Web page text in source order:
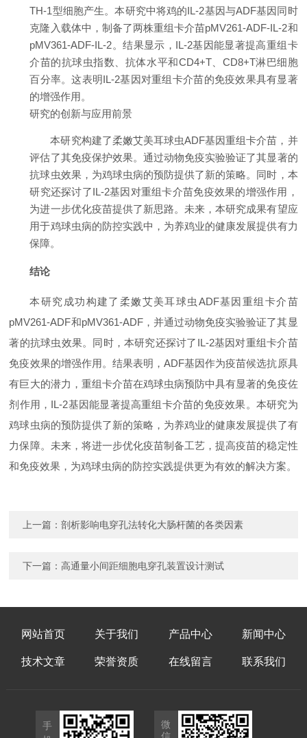
TH-1型细胞产生。本研究中将鸡的IL-2基因与ADF基因同时
克隆入载体中，制备了两株重组卡介苗pMV261-ADF-IL-2和
pMV361-ADF-IL-2。结果显示，IL-2基因能显著提高重组卡
介苗的抗球虫指数、抗体水平和CD4+T、CD8+T淋巴细胞
百分率。这表明IL-2基因对重组卡介苗的免疫效果具有显著
的增强作用。
研究的创新与应用前景
本研究构建了柔嫩艾美耳球虫ADF基因重组卡介苗，并
评估了其免疫保护效果。通过动物免疫实验验证了其显著的
抗球虫效果，为鸡球虫病的预防提供了新的策略。同时，本
研究还探讨了IL-2基因对重组卡介苗免疫效果的增强作用，
为进一步优化疫苗提供了新思路。未来，本研究成果有望应
用于鸡球虫病的防控实践中，为养鸡业的健康发展提供有力
保障。
结论
本研究成功构建了柔嫩艾美耳球虫ADF基因重组卡介苗
pMV261-ADF和pMV361-ADF，并通过动物免疫实验验证了其显
著的抗球虫效果。同时，本研究还探讨了IL-2基因对重组卡介苗
免疫效果的增强作用。结果表明，ADF基因作为疫苗候选抗原具
有巨大的潜力，重组卡介苗在鸡球虫病预防中具有显著的免疫佐
剂作用，IL-2基因能显著提高重组卡介苗的免疫效果。本研究为
鸡球虫病的预防提供了新的策略，为养鸡业的健康发展提供了有
力保障。未来，将进一步优化疫苗制备工艺，提高疫苗的稳定性
和免疫效果，为鸡球虫病的防控实践提供更为有效的解决方案。
上一篇：剖析影响电穿孔法转化大肠杆菌的各类因素
下一篇：高通量小间距细胞电穿孔装置设计测试
网站首页 关于我们 产品中心 新闻中心
技术文章 荣誉资质 在线留言 联系我们
手
微
信